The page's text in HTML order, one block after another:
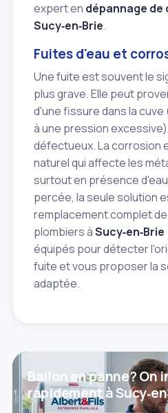
expert en dépannage de
Sucy‑en‑Brie.
Fuites d'eau et
Une fuite est souvent le
plus grave. Elle peut
d'une fissure dans la cuve
à une pression
défectueux. La corrosion
naturel qui affecte les
surtout en présence
percée, la seule solution
remplacement complet
plombiers à
équipés pour détecter
fuite et vous proposer la
adaptée.
Ballon en panne? On
rapidement à